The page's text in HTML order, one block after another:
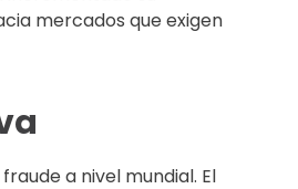
mercados que exigen
a nivel mundial. El